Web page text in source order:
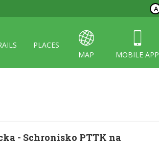
A
PLACES
MAP
MOBILE APP
- Schronisko PTTK na